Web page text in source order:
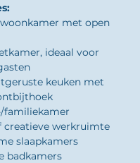
met open
ideaal voor
keuken met
familiekamer
creatieve werkruimte
slaapkamers
badkamers